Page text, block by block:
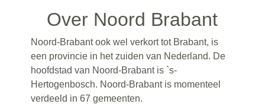
Over Noord Brabant
Noord-Brabant ook wel verkort tot Brabant, is
een provincie in het zuiden van Nederland. De
hoofdstad van Noord-Brabant is `s-
Hertogenbosch. Noord-Brabant is momenteel
verdeeld in 67 gemeenten.